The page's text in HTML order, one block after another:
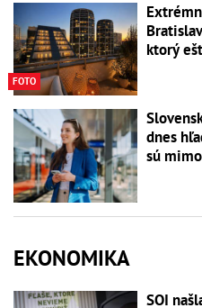
FOTO
ktorý
dnes
sú
EKONOMIKA
SOI